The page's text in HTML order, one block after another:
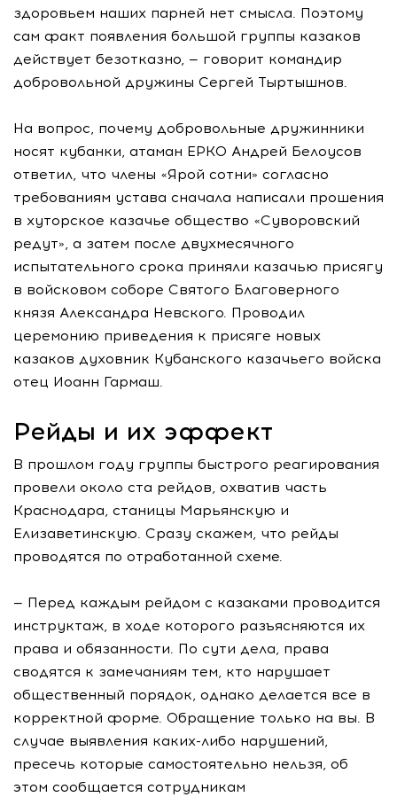
здоровьем наших парней нет смысла. Поэтому
сам факт появления большой группы казаков
действует безотказно, — говорит командир
добровольной дружины Сергей Тыртышнов.
На вопрос, почему добровольные дружинники
носят кубанки, атаман ЕРКО Андрей Белоусов
ответил, что члены «Ярой сотни» согласно
требованиям устава сначала написали прошения
в хуторское казачье общество «Суворовский
редут», а затем после двухмесячного
испытательного срока приняли казачью присягу
в войсковом соборе Святого Благоверного
князя Александра Невского. Проводил
церемонию приведения к присяге новых
казаков духовник Кубанского казачьего войска
отец Иоанн Гармаш.
Рейды и их эффект
В прошлом году группы быстрого реагирования
провели около ста рейдов, охватив часть
Краснодара, станицы Марьянскую и
Елизаветинскую. Сразу скажем, что рейды
проводятся по отработанной схеме.
— Перед каждым рейдом с казаками проводится
инструктаж, в ходе которого разъясняются их
права и обязанности. По сути дела, права
сводятся к замечаниям тем, кто нарушает
общественный порядок, однако делается все в
корректной форме. Обращение только на вы. В
случае выявления каких-либо нарушений,
пресечь которые самостоятельно нельзя, об
этом сообщается сотрудникам